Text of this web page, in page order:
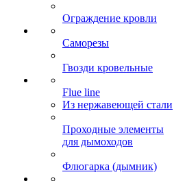
Ограждение кровли
Саморезы
Гвозди кровельные
Flue line
Из нержавеющей стали
Проходные элементы
для дымоходов
Флюгарка (дымник)